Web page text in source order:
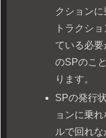
クション
トラクシ
ている必
のSPのこ
ります。
SPの発行
ョンに乗
ルで回れ